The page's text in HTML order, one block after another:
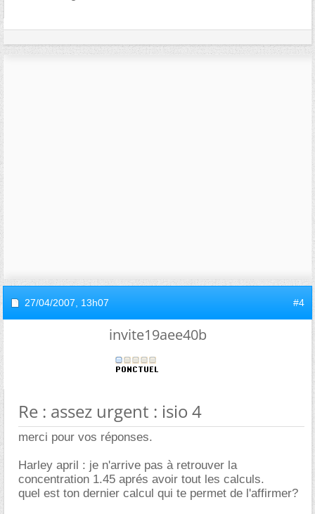
27/04/2007, 13h07 #4
invite19aee40b
Re : assez urgent : isio 4
merci pour vos réponses.
Harley april : je n'arrive pas à retrouver la
concentration 1.45 aprés avoir tout les calculs.
quel est ton dernier calcul qui te permet de l'affirmer?